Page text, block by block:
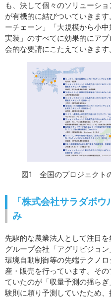
も、決して個々のソリューシ
が有機的に結びついていきま
ーチェーン」「大規模から小
実装」のすべてに効果的にア
会的な要請にこたえていきます
図1 全国のプロジェクト
「株式会社サラダボ
み
先駆的な農業法人として注目
グループ会社「アグリビジョ
環境自動制御等の先端テクノ
産・販売を行っています。そ
ていたのが「収量予測の揺ら
験則に頼り予測していたため